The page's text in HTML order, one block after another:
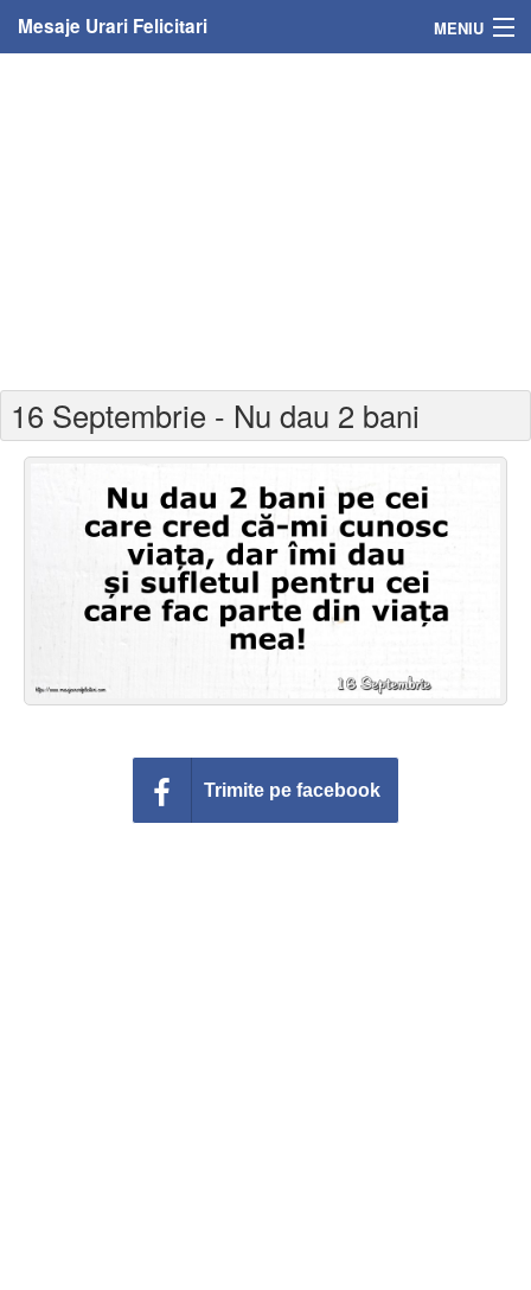
Mesaje Urari Felicitari MENIU
Felicitari varsta
Felicitari zilele anului
Felicitari zile saptamana
Felicitari muzicale
Felicitari muzicale personalizate
Felicitari animate
Invitatii personalizate
Conecteaza-te
16 Septembrie - Nu dau 2 bani
Trimite pe facebook